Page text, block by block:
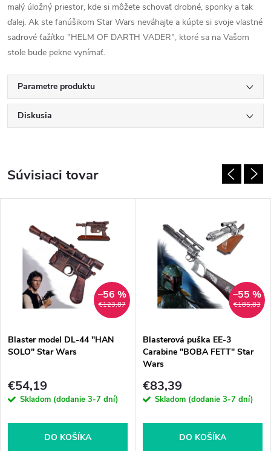
malý úložný priestor, kde si môžete schovať drobné, sponky a tak
ďalej. Ak ste fanúšikom Star Wars neváhajte a kúpte si svoje vlastné
sadrové ťažítko "HELM OF DARTH VADER", ktoré sa na Vašom
stole bude pekne vynímať.
Parametre produktu
Diskusia
Súvisiaci tovar
€123,87
–56 %
Blaster model DL-44 "HAN
SOLO" Star Wars
€54,19
Skladom (dodanie 3-7 dní)
DO KOŠÍKA
€185,83
–55 %
Blasterová puška EE-3
Carabine "BOBA FETT" Star
Wars
€83,39
Skladom (dodanie 3-7 dní)
DO KOŠÍKA